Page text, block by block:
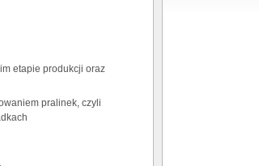
etapie produkcji oraz
pralinek, czyli